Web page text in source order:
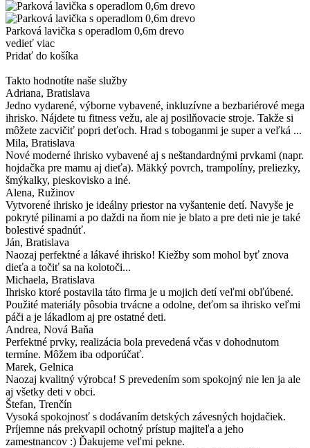
Parková lavička s operadlom 0,6m drevo
vedieť viac
Pridať do košíka
Takto hodnotíte naše služby
Adriana, Bratislava
Jedno vydarené, výborne vybavené, inkluzívne a bezbariérové mega
ihrisko. Nájdete tu fitness vežu, ale aj posilňovacie stroje. Takže si
môžete zacvičiť popri deťoch. Hrad s toboganmi je super a veľká ...
Mila, Bratislava
Nové moderné ihrisko vybavené aj s neštandardnými prvkami (napr.
hojdačka pre mamu aj dieťa). Mäkký povrch, trampolíny, preliezky,
šmýkalky, pieskovisko a iné.
Alena, Ružinov
Vytvorené ihrisko je ideálny priestor na vyšantenie detí. Navyše je
pokryté pilinami a po daždi na ňom nie je blato a pre deti nie je také
bolestivé spadnúť.
Ján, Bratislava
Naozaj perfektné a lákavé ihrisko! Kiežby som mohol byť znova
dieťa a točiť sa na kolotoči...
Michaela, Bratislava
Ihrisko ktoré postavila táto firma je u mojich detí veľmi obľúbené.
Použité materiály pôsobia trvácne a odolne, deťom sa ihrisko veľmi
páči a je lákadlom aj pre ostatné deti.
Andrea, Nová Baňa
Perfektné prvky, realizácia bola prevedená včas v dohodnutom
termíne. Môžem iba odporúčať.
Marek, Gelnica
Naozaj kvalitný výrobca! S prevedením som spokojný nie len ja ale
aj všetky deti v obci.
Štefan, Trenčín
Vysoká spokojnosť s dodávaním detských závesných hojdačiek.
Príjemne nás prekvapil ochotný prístup majiteľa a jeho
zamestnancov :) Ďakujeme veľmi pekne.